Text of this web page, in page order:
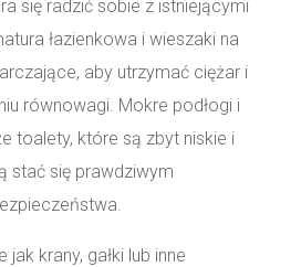
się radzić sobie z istniejącymi
łazienkowa i wieszaki na
aby utrzymać ciężar i
równowagi. Mokre podłogi i
toalety, które są zbyt niskie i
stać się prawdziwym
krany, gałki lub inne